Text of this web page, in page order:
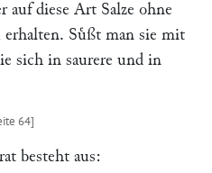
auf diese Art Salze ohne
erhalten. Suͤßt man sie mit
sich in saurere und in
besteht aus: